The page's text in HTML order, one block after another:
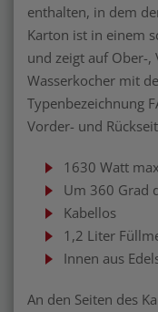
enthalten, in dem
Karton ist in einem
und zeigt auf Ober-,
Wasserkocher mit
Typenbezeichnung
Vorder- und
1630 Watt
Um 360 Grad
Kabellos
1,2 Liter
Innen aus
An den Seiten des